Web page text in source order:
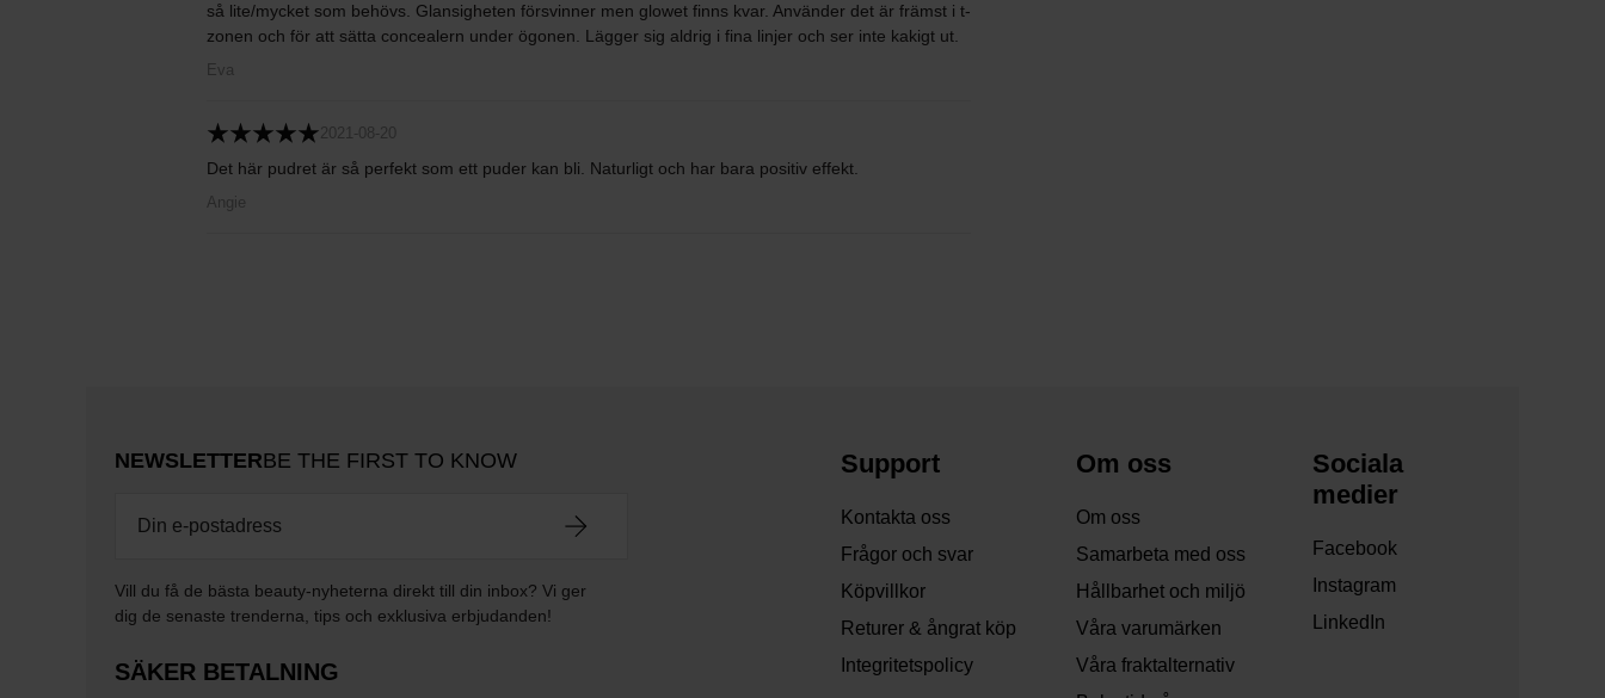
så lite/mycket som behövs. Glansigheten försvinner men glowet finns kvar. Använder det är främst i t-
zonen och för att sätta concealern under ögonen. Lägger sig aldrig i fina linjer och ser inte kakigt ut.
Eva
2021-08-20
Det här pudret är så perfekt som ett puder kan bli. Naturligt och har bara positiv effekt.
Angie
NEWSLETTERBE THE FIRST TO KNOW
Vill du få de bästa beauty-nyheterna direkt till din inbox? Vi ger
dig de senaste trenderna, tips och exklusiva erbjudanden!
SÄKER BETALNING
Support
Kontakta oss
Frågor och svar
Köpvillkor
Returer & ångrat köp
Integritetspolicy
Om oss
Om oss
Samarbeta med oss
Hållbarhet och miljö
Våra varumärken
Våra fraktalternativ
Sociala
medier
Facebook
Instagram
LinkedIn